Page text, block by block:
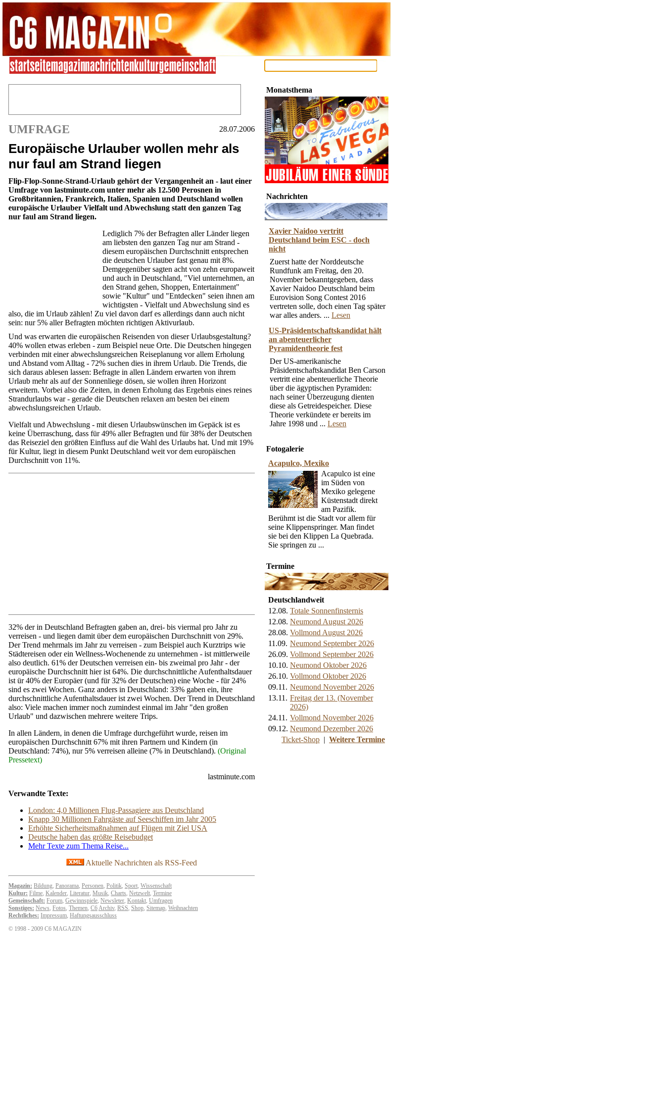
UMFRAGE 28.07.2006
Europäische Urlauber wollen mehr als
nur faul am Strand liegen
Flip-Flop-Sonne-Strand-Urlaub gehört der Vergangenheit an - laut einer
Umfrage von lastminute.com unter mehr als 12.500 Perosnen in
Großbritannien, Frankreich, Italien, Spanien und Deutschland wollen
europäische Urlauber Vielfalt und Abwechslung statt den ganzen Tag
nur faul am Strand liegen.
Lediglich 7% der Befragten aller Länder liegen
am liebsten den ganzen Tag nur am Strand -
diesem europäischen Durchschnitt entsprechen
die deutschen Urlauber fast genau mit 8%.
Demgegenüber sagten acht von zehn europaweit
und auch in Deutschland, "Viel unternehmen, an
den Strand gehen, Shoppen, Entertainment"
sowie "Kultur" und "Entdecken" seien ihnen am
wichtigsten - Vielfalt und Abwechslung sind es
also, die im Urlaub zählen! Zu viel davon darf es allerdings dann auch nicht
sein: nur 5% aller Befragten möchten richtigen Aktivurlaub.
Und was erwarten die europäischen Reisenden von dieser Urlaubsgestaltung?
40% wollen etwas erleben - zum Beispiel neue Orte. Die Deutschen hingegen
verbinden mit einer abwechslungsreichen Reiseplanung vor allem Erholung
und Abstand vom Alltag - 72% suchen dies in ihrem Urlaub. Die Trends, die
sich daraus ablesen lassen: Befragte in allen Ländern erwarten von ihrem
Urlaub mehr als auf der Sonnenliege dösen, sie wollen ihren Horizont
erweitern. Vorbei also die Zeiten, in denen Erholung das Ergebnis eines reines
Strandurlaubs war - gerade die Deutschen relaxen am besten bei einem
abwechslungsreichen Urlaub.
Vielfalt und Abwechslung - mit diesen Urlaubswünschen im Gepäck ist es
keine Überraschung, dass für 49% aller Befragten und für 38% der Deutschen
das Reiseziel den größten Einfluss auf die Wahl des Urlaubs hat. Und mit 19%
für Kultur, liegt in diesem Punkt Deutschland weit vor dem europäischen
Durchschnitt von 11%.
32% der in Deutschland Befragten gaben an, drei- bis viermal pro Jahr zu
verreisen - und liegen damit über dem europäischen Durchschnitt von 29%.
Der Trend mehrmals im Jahr zu verreisen - zum Beispiel auch Kurztrips wie
Städtereisen oder ein Wellness-Wochenende zu unternehmen - ist mittlerweile
also deutlich. 61% der Deutschen verreisen ein- bis zweimal pro Jahr - der
europäische Durchschnitt hier ist 64%. Die durchschnittliche Aufenthaltsdauer
ist ür 40% der Europäer (und für 32% der Deutschen) eine Woche - für 24%
sind es zwei Wochen. Ganz anders in Deutschland: 33% gaben ein, ihre
durchschnittliche Aufenthaltsdauer ist zwei Wochen. Der Trend in Deutschland
also: Viele machen immer noch zumindest einmal im Jahr "den großen
Urlaub" und dazwischen mehrere weitere Trips.
In allen Ländern, in denen die Umfrage durchgeführt wurde, reisen im
europäischen Durchschnitt 67% mit ihren Partnern und Kindern (in
Deutschland: 74%), nur 5% verreisen alleine (7% in Deutschland). (Original
Pressetext)
lastminute.com
Verwandte Texte:
London: 4,0 Millionen Flug-Passagiere aus Deutschland
Knapp 30 Millionen Fahrgäste auf Seeschiffen im Jahr 2005
Erhöhte Sicherheitsmaßnahmen auf Flügen mit Ziel USA
Deutsche haben das größte Reisebudget
Mehr Texte zum Thema Reise...
Aktuelle Nachrichten als RSS-Feed
Magazin: Bildung, Panorama, Personen, Politik, Sport, Wissenschaft
Kultur: Filme, Kalender, Literatur, Musik, Charts, Netzwelt, Termine
Gemeinschaft: Forum, Gewinnspiele, Newsleter, Kontakt, Umfragen
Sonstiges: News, Fotos, Themen, C6Archiv, RSS, Shop, Sitemap, Weihnachten
Rechtliches: Impressum, Haftungsausschluss
© 1998 - 2009 C6 MAGAZIN
Monatsthema
Nachrichten
Xavier Naidoo vertritt
Deutschland beim ESC - doch
nicht
Zuerst hatte der Norddeutsche
Rundfunk am Freitag, den 20.
November bekanntgegeben, dass
Xavier Naidoo Deutschland beim
Eurovision Song Contest 2016
vertreten solle, doch einen Tag später
war alles anders. ... Lesen
US-Präsidentschaftskandidat hält
an abenteuerlicher
Pyramidentheorie fest
Der US-amerikanische
Präsidentschaftskandidat Ben Carson
vertritt eine abenteuerliche Theorie
über die ägyptischen Pyramiden:
nach seiner Überzeugung dienten
diese als Getreidespeicher. Diese
Theorie verkündete er bereits im
Jahre 1998 und ... Lesen
Fotogalerie
Acapulco, Mexiko
Acapulco ist eine
im Süden von
Mexiko gelegene
Küstenstadt direkt
am Pazifik.
Berühmt ist die Stadt vor allem für
seine Klippenspringer. Man findet
sie bei den Klippen La Quebrada.
Sie springen zu ...
Termine
Deutschlandweit
12.08. Totale Sonnenfinsternis
12.08. Neumond August 2026
28.08. Vollmond August 2026
11.09. Neumond September 2026
26.09. Vollmond September 2026
10.10. Neumond Oktober 2026
26.10. Vollmond Oktober 2026
09.11. Neumond November 2026
13.11. Freitag der 13. (November
2026)
24.11. Vollmond November 2026
09.12. Neumond Dezember 2026
Ticket-Shop | Weitere Termine